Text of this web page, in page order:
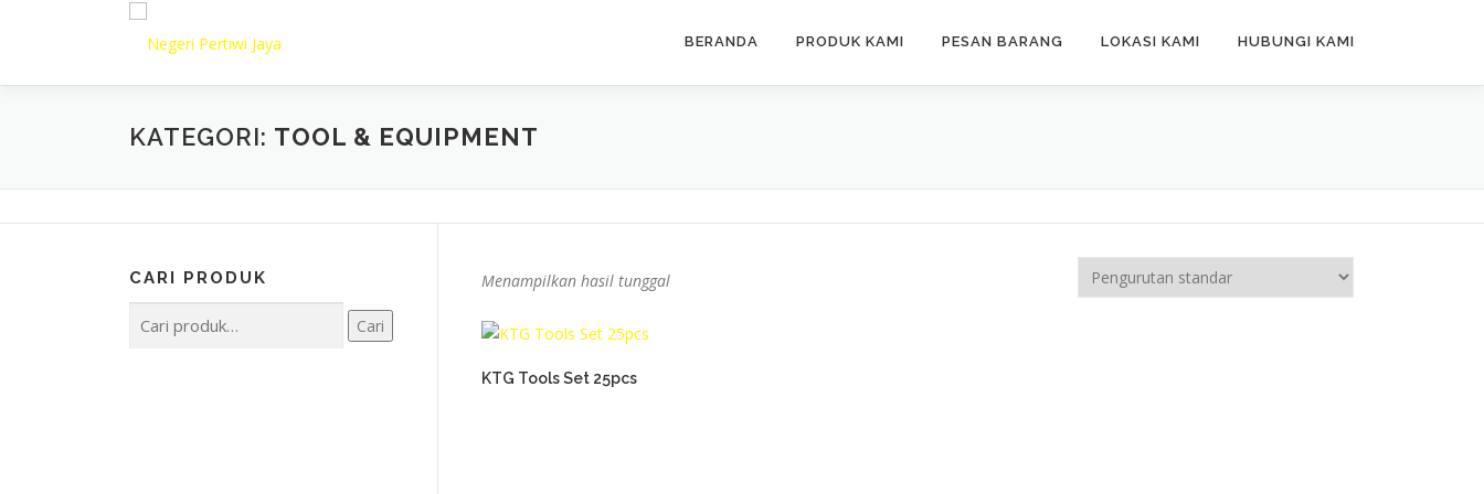
BERANDA PRODUK KAMI PESAN BARANG LOKASI KAMI HUBUNGI KAMI
KATEGORI: TOOL & EQUIPMENT
Menampilkan hasil tunggal
KTG Tools Set 25pcs
CARI PRODUK
untuk:
Cari